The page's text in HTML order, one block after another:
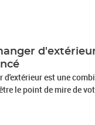
d'extérieur est une
le point de mire de
résine tressée ronde